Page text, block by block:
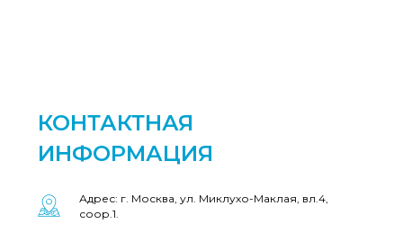
КОНТАКТНАЯ
ИНФОРМАЦИЯ
Адрес: г. Москва, ул. Миклухо-Маклая, вл.4,
соор.1.